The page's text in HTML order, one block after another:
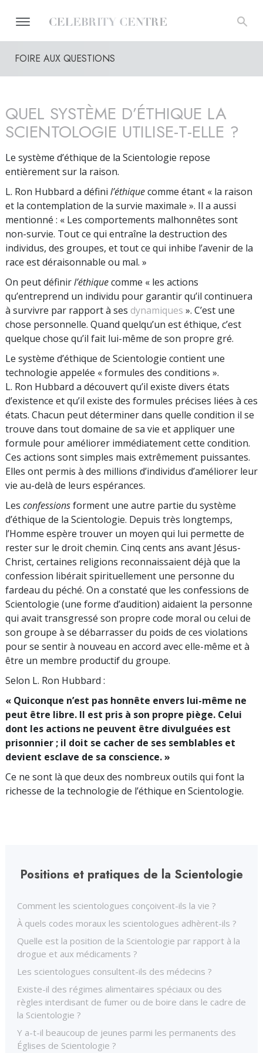
FOIRE AUX QUESTIONS
QUEL SYSTÈME D’ÉTHIQUE LA
SCIENTOLOGIE UTILISE-T-ELLE ?
Le système d’éthique de la Scientologie repose
entièrement sur la raison.
L. Ron Hubbard a défini l’éthiquecomme étant « la raison
et la contemplation de la survie maximale ». Il a aussi
mentionné : « Les comportements malhonnêtes sont
non-survie. Tout ce qui entraîne la destruction des
individus, des groupes, et tout ce qui inhibe l’avenir de la
race est déraisonnable ou mal. »
On peut définirl’éthiquecomme « les actions
qu’entreprend un individu pour garantir qu’il continuera
à survivre par rapport à ses dynamiques ». C’est une
chose personnelle. Quand quelqu’un est éthique, c’est
quelque chose qu’il fait lui-même de son propre gré.
Le système d’éthique de Scientologie contient une
technologie appelée « formules des condi­tions ».
L. Ron Hubbard a découvert qu’il existe divers états
d’existence et qu’il existe des formules précises liées à ces
états. Chacun peut déterminer dans quelle condition il se
trouve dans tout domaine de sa vie et appliquer une
formule pour améliorer immédiatement cette condition.
Ces actions sont simples mais extrêmement puis­santes.
Elles ont permis à des millions d’individus d’amé­liorer leur
vie au-delà de leurs espérances.
Les confessionsforment une autre partie du système
d’éthique de la Scientologie. Depuis très longtemps,
l’Homme espère trouver un moyen qui lui permette de
rester sur le droit chemin. Cinq cents ans avant Jésus-
Christ, certaines reli­gions reconnaissaient déjà que la
confession libérait spirituellement une personne du
fardeau du péché. On a constaté que les confessions de
Scientologie (une forme d’audition) aidaient la personne
qui avait transgressé son propre code moral ou celui de
son groupe à se débarrasser du poids de ces violations
pour se sentir à nouveau en accord avec elle-même et à
être un membre productif du groupe.
Selon L. Ron Hubbard :
« Quiconque n’est pas honnête envers lui-même ne
peut être libre. Il est pris à son propre piège. Celui
dont les actions ne peuvent être divulguées est
prisonnier ; il doit se cacher de ses semblables et
devient esclave de sa conscience. »
Ce ne sont là que deux des nombreux outils qui font la
richesse de la technologie de l’éthique en Scientologie.
Positions et pratiques de la Scientologie
Comment les scientologues conçoivent-ils la vie ?
À quels codes moraux les scientologues adhèrent-ils ?
Quelle est la position de la Scientologie par rapport à la
drogue et aux médicaments ?
Les scientologues consultent-ils des médecins ?
Existe-il des régimes alimentaires spéciaux ou des
règles interdisant de fumer ou de boire dans le cadre de
la Scientologie ?
Y a-t-il beaucoup de jeunes parmi les permanents des
Églises de Scientologie ?